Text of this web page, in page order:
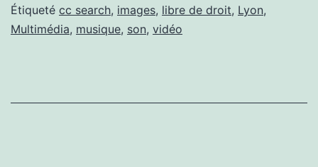
Étiqueté cc search, images, libre de droit, Lyon,
Multimédia, musique, son, vidéo